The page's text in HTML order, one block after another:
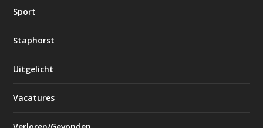
Sport
Staphorst
Uitgelicht
Vacatures